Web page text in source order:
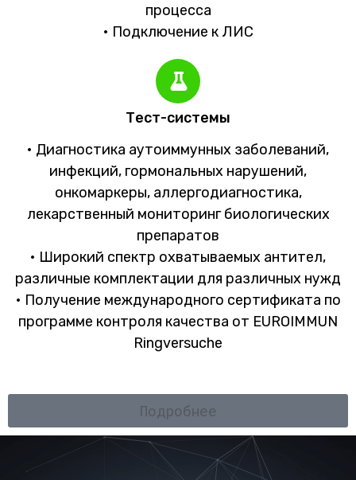
процесса
• Подключение к ЛИС
Тест-системы
• Диагностика аутоиммунных заболеваний,
инфекций, гормональных нарушений,
онкомаркеры, аллергодиагностика,
лекарственный мониторинг биологических
препаратов
• Широкий спектр охватываемых антител,
различные комплектации для различных нужд
• Получение международного сертификата по
программе контроля качества от EUROIMMUN
Ringversuche
Подробнее